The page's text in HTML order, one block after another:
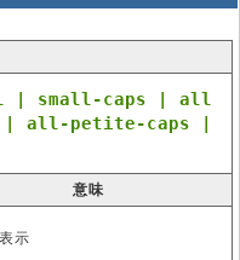
| small-caps | all
| all-petite-caps |
意味
示